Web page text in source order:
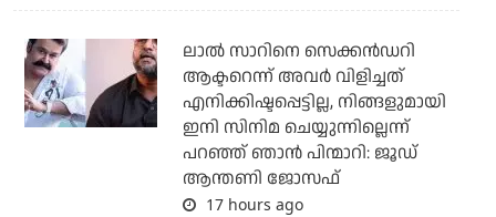
ലാല്‍ സാറിനെ സെക്കന്‍ഡറി
ആക്ടറെന്ന് അവര്‍ വിളിച്ചത്
എനിക്കിഷ്ടപ്പെട്ടില്ല, നിങ്ങളുമായി
ഇനി സിനിമ ചെയ്യുന്നില്ലെന്ന്
പറഞ്ഞ് ഞാന്‍ പിന്മാറി: ജൂഡ്
ആന്തണി ജോസഫ്
17 hours ago